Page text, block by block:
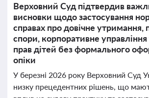
Верховний Суд підтвердив
висновки щодо застосування
справах про довічне утримання,
спори, корпоративне управління
прав дітей без формального
опіки
У березні 2026 року Верховний Суд
низку прецедентних рішень, що